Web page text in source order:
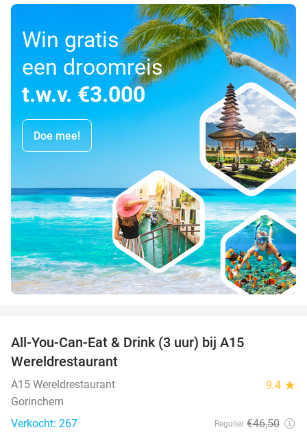
Win gratis
een droomreis
t.w.v. €3.000
Doe mee!
All-You-Can-Eat & Drink (3 uur) bij A15
Wereldrestaurant
A15 Wereldrestaurant 9.4 star
Gorinchem
Verkocht: 267
Regulier €46,50